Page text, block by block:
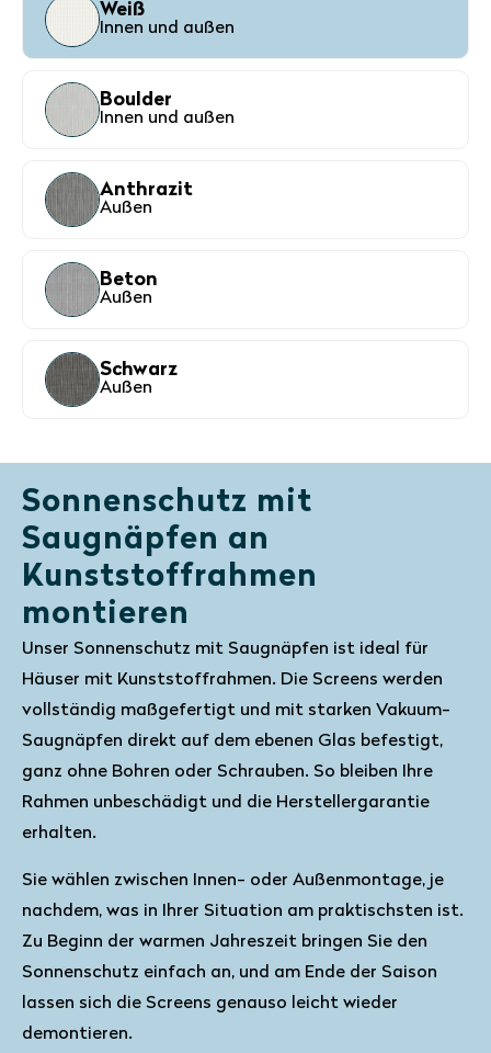
Weiß
Innen und außen
Boulder
Innen und außen
Anthrazit
Außen
Beton
Außen
Schwarz
Außen
Sonnenschutz mit
Saugnäpfen an
Kunststoffrahmen
montieren
Unser Sonnenschutz mit Saugnäpfen ist ideal für
Häuser mit Kunststoffrahmen. Die Screens werden
vollständig maßgefertigt und mit starken Vakuum-
Saugnäpfen direkt auf dem ebenen Glas befestigt,
ganz ohne Bohren oder Schrauben. So bleiben Ihre
Rahmen unbeschädigt und die Herstellergarantie
erhalten.
Sie wählen zwischen Innen- oder Außenmontage, je
nachdem, was in Ihrer Situation am praktischsten ist.
Zu Beginn der warmen Jahreszeit bringen Sie den
Sonnenschutz einfach an, und am Ende der Saison
lassen sich die Screens genauso leicht wieder
demontieren.